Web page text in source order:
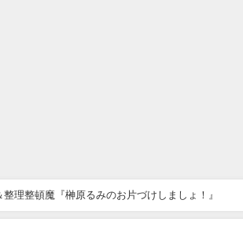
理整頓魔『榊原るみのお片づけしましょ！』